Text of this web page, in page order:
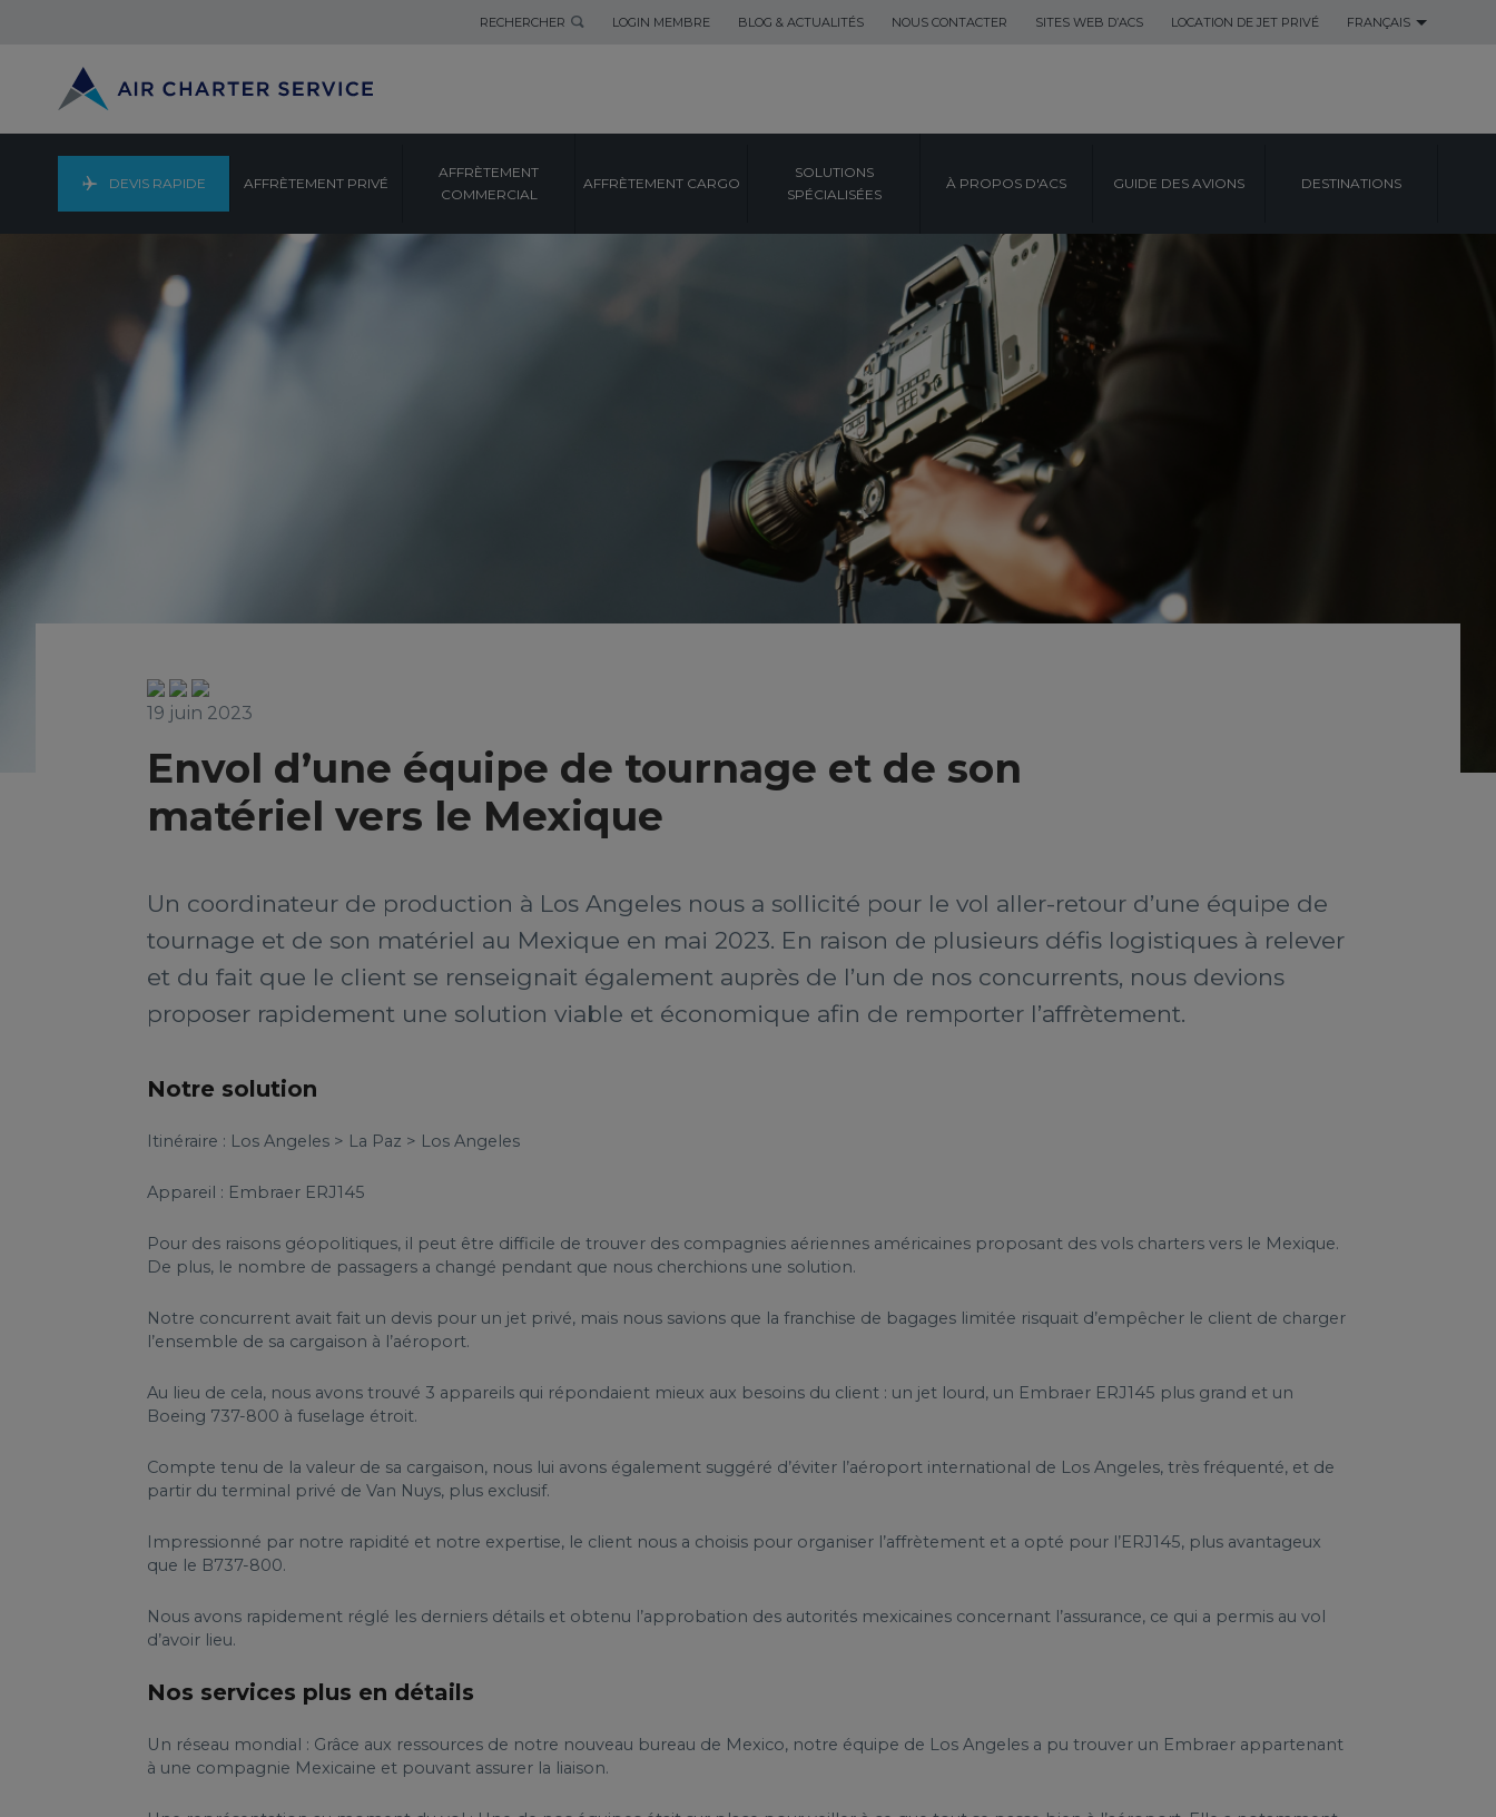
RECHERCHER LOGIN MEMBRE BLOG & ACTUALITÉS NOUS CONTACTER SITES WEB D’ACS LOCATION DE JET PRIVÉ FRANÇAIS
DEVIS RAPIDE AFFRÈTEMENT PRIVÉ
AFFRÈTEMENT
COMMERCIAL
AFFRÈTEMENT CARGO
SOLUTIONS
SPÉCIALISÉES
À PROPOS D'ACS GUIDE DES AVIONS DESTINATIONS
19 juin 2023
Envol d’une équipe de tournage et de son
matériel vers le Mexique
Un coordinateur de production à Los Angeles nous a sollicité pour le vol aller-retour d’une équipe de
tournage et de son matériel au Mexique en mai 2023. En raison de plusieurs défis logistiques à relever
et du fait que le client se renseignait également auprès de l’un de nos concurrents, nous devions
proposer rapidement une solution viable et économique afin de remporter l’affrètement.
Notre solution
Itinéraire : Los Angeles > La Paz > Los Angeles
Appareil : Embraer ERJ145
Pour des raisons géopolitiques, il peut être difficile de trouver des compagnies aériennes américaines proposant des vols charters vers le Mexique.
De plus, le nombre de passagers a changé pendant que nous cherchions une solution.
Notre concurrent avait fait un devis pour un jet privé, mais nous savions que la franchise de bagages limitée risquait d’empêcher le client de charger
l’ensemble de sa cargaison à l’aéroport.
Au lieu de cela, nous avons trouvé 3 appareils qui répondaient mieux aux besoins du client : un jet lourd, un Embraer ERJ145 plus grand et un
Boeing 737-800 à fuselage étroit.
Compte tenu de la valeur de sa cargaison, nous lui avons également suggéré d’éviter l’aéroport international de Los Angeles, très fréquenté, et de
partir du terminal privé de Van Nuys, plus exclusif.
Impressionné par notre rapidité et notre expertise, le client nous a choisis pour organiser l’affrètement et a opté pour l’ERJ145, plus avantageux
que le B737-800.
Nous avons rapidement réglé les derniers détails et obtenu l’approbation des autorités mexicaines concernant l’assurance, ce qui a permis au vol
d’avoir lieu.
Nos services plus en détails
Un réseau mondial : Grâce aux ressources de notre nouveau bureau de Mexico, notre équipe de Los Angeles a pu trouver un Embraer appartenant
à une compagnie Mexicaine et pouvant assurer la liaison.